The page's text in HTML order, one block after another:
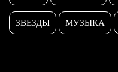
ЗВЕЗДЫ МУЗЫКА